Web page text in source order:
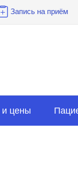
Запись на приём
и цены